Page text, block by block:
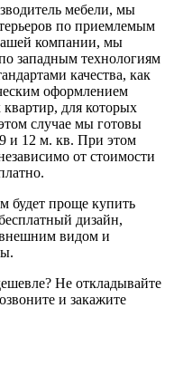
мебели, мы
по приемлемым
компании, мы
западным технологиям
качества, как
оформлением
квартир, для которых
случае мы готовы
и 12 м. кв. При этом
от стоимости
будет проще купить
дизайн,
внешним видом и
Не откладывайте
и закажите